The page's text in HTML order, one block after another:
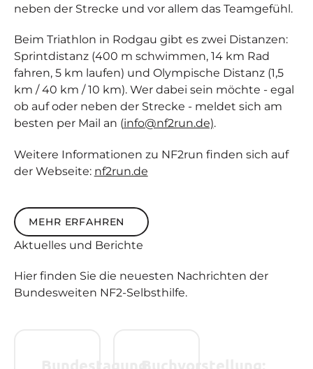
neben der Strecke und vor allem das Teamgefühl.
Beim Triathlon in Rodgau gibt es zwei Distanzen:
Sprintdistanz (400 m schwimmen, 14 km Rad
fahren, 5 km laufen) und Olympische Distanz (1,5
km / 40 km / 10 km). Wer dabei sein möchte - egal
ob auf oder neben der Strecke - meldet sich am
besten per Mail an (info@nf2run.de).
Weitere Informationen zu NF2run finden sich auf
der Webseite: nf2run.de
mehr erfahren
MEHR ERFAHREN
Aktuellesund Berichte
Hier finden Sie die neuesten Nachrichten der
Bundesweiten NF2-Selbsthilfe.